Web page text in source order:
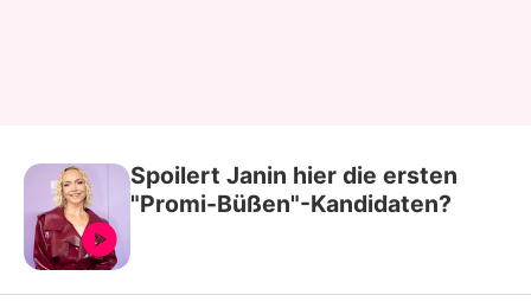
Spoilert Janin hier die ersten
"Promi-Büßen"-Kandidaten?